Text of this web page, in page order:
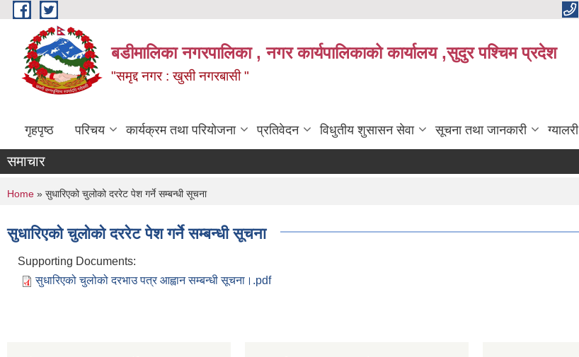
Skip to main content
बडीमालिका नगरपालिका , नगर कार्यपालिकाको कार्यालय ,सुदुर पश्चिम प्रदेश
"समृद्द नगर : खुसी नगरबासी "
गृहपृष्ठ परिचय कार्यक्रम तथा परियोजना प्रतिवेदन विधुतीय शुसासन सेवा सूचना तथा जानकारी ग्यालरी
समाचार
You are here
Home » सुधारिएको चुलोको दररेट पेश गर्ने सम्बन्धी सूचना
सुधारिएको चुलोको दररेट पेश गर्ने सम्बन्धी सूचना
Supporting Documents:
सुधारिएको चुलोको दरभाउ पत्र आह्वान सम्बन्धी सूचना।.pdf